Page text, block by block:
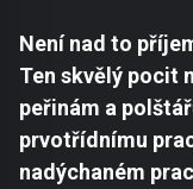
Není nad to
Ten skvělý pocit
peřinám a
prvotřídnímu
nadýchaném